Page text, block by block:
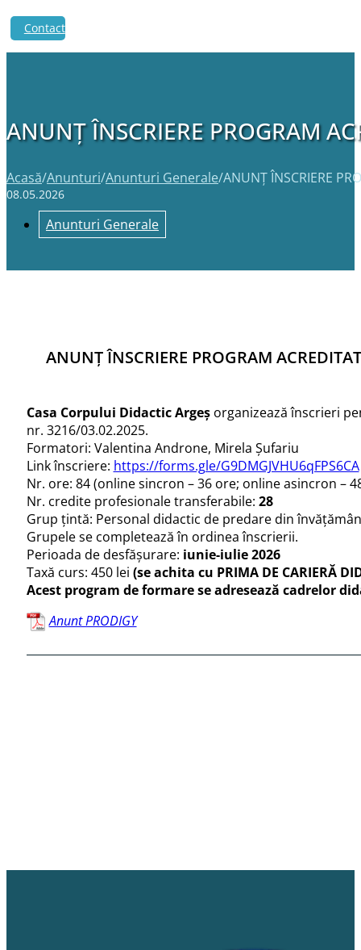
Contact
ANUNȚ ÎNSCRIERE PROGRAM
Acasă/Anunturi/Anunturi Generale/ANUNȚ ÎNSCRIERE
08.05.2026
Anunturi Generale
ANUNȚ ÎNSCRIERE PROGRAM
Casa Corpului Didactic Argeșorganizează înscrieri
nr. 3216/03.02.2025.
Formatori: Valentina Androne, Mirela Șufariu
Link înscriere: https://forms.gle/G9DMGJVHU6qFPS6CA
Nr. ore: 84 (online sincron – 36 ore; online asincron –
Nr. credite profesionale transferabile: 28
Grup țintă: Personal didactic de predare din
Grupele se completează în ordinea înscrierii.
Perioada de desfășurare: iunie-iulie 2026
Taxă curs: 450 lei (se achita cu PRIMA DE CARIERĂ
Acest program de formare se adresează cadrelor
Anunt PRODIGY